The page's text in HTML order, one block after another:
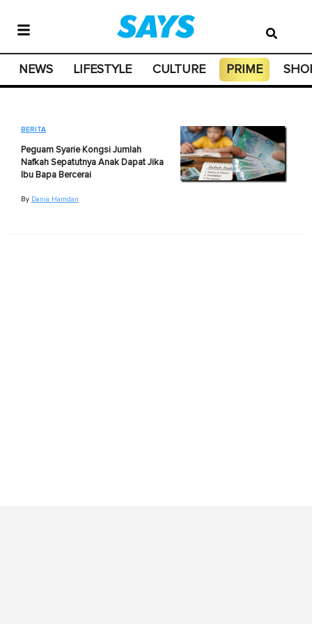
NEWS LIFESTYLE CULTURE PRIME
BERITA
Peguam Syarie Kongsi Jumlah
Nafkah Sepatutnya Anak Dapat Jika
Ibu Bapa Bercerai
By Dania Hamdan